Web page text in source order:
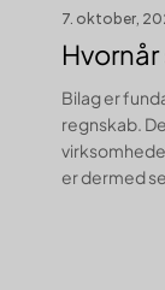
7. oktober,
til bo...
Bilag er
regnskab.
er dermed